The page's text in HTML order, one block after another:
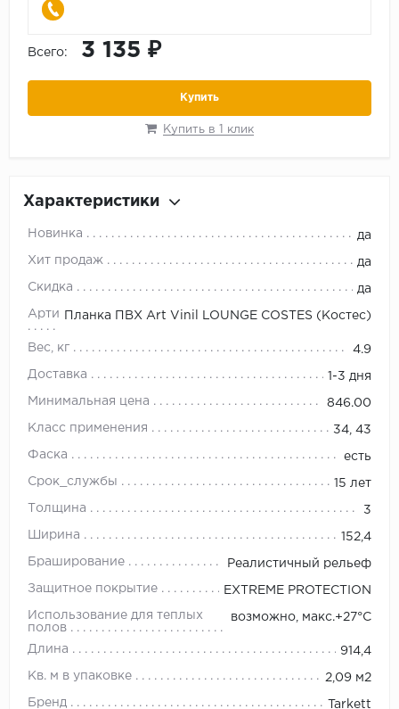
Всего: 3 135 ₽
Купить
Купить в 1 клик
Характеристики
Новинка да
Хит продаж да
Скидка да
АртикулПланка ПВХ Art Vinil LOUNGE COSTES (Костес)
Вес, кг 4.9
Доставка 1-3 дня
Минимальная цена 846.00
Класс применения 34, 43
Фаска есть
Срок_службы 15 лет
Толщина 3
Ширина 152,4
Браширование Реалистичный рельеф
Защитное покрытие EXTREME PROTECTION
Использование для теплых
полов
возможно, макс.+27°С
Длина 914,4
Кв. м в упаковке 2,09 м2
Бренд Tarkett